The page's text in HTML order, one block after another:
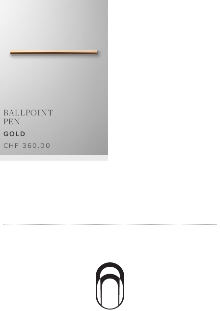
BALLPOINT
PEN
GOLD
CHF 360.00